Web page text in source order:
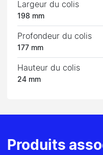
Largeur du colis
198 mm
Profondeur du colis
177 mm
Hauteur du colis
24 mm
Produits